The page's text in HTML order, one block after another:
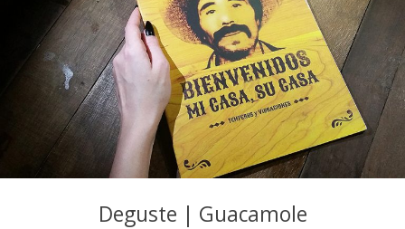
Deguste | Guacamole